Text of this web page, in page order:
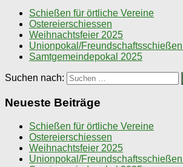
Schießen für örtliche Vereine
Ostereierschiessen
Weihnachtsfeier 2025
Unionpokal/
Samtgemeindepokal 2025
Suchen nach:
Neueste Beiträge
Schießen für örtliche Vereine
Ostereierschiessen
Weihnachtsfeier 2025
Unionpokal/